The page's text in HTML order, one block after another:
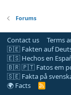
Forums
Contact us Terms
🇩🇪 Fakten auf
🇪🇸 Hechos en
🇧🇷 🇵🇹 Fatos em
🇸🇪 Fakta på
🌍 Facts
R